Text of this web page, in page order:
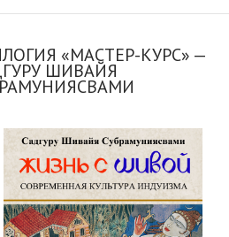
«МАСТЕР-КУРС» —
ШИВАЙЯ